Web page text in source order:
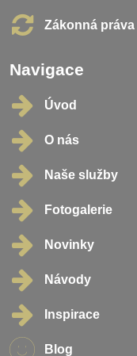
Zákonná
Navigace
Úvod
O nás
Naše služby
Fotogalerie
Novinky
Návody
Inspirace
Blog